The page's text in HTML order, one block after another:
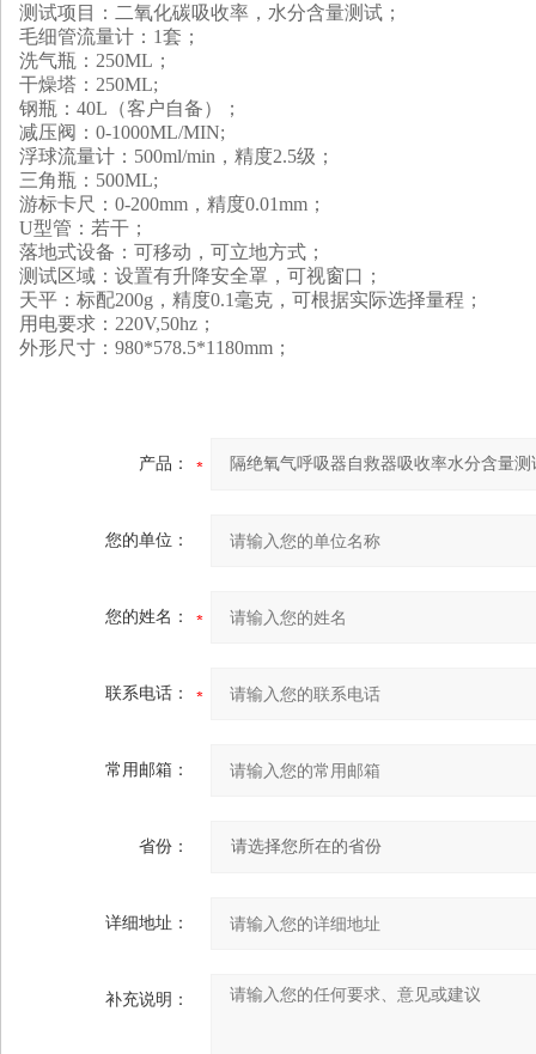
测试项目：二氧化碳吸收率，水分含量测试；
毛细管流量计：1套；
洗气瓶：250ML；
干燥塔：250ML;
钢瓶：40L（客户自备）；
减压阀：0-1000ML/MIN;
浮球流量计：500ml/min，精度2.5级；
三角瓶：500ML;
游标卡尺：0-200mm，精度0.01mm；
U型管：若干；
落地式设备：可移动，可立地方式；
测试区域：设置有升降安全罩，可视窗口；
天平：标配200g，精度0.1毫克，可根据实际选择量程；
用电要求：220V,50hz；
外形尺寸：980*578.5*1180mm；
产品：
您的单位：
您的姓名：
联系电话：
常用邮箱：
省份：
详细地址：
补充说明：